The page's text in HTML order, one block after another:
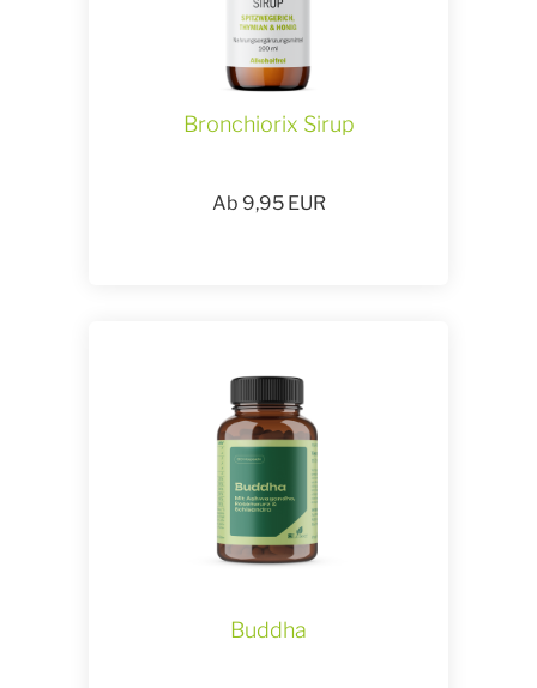
Bronchiorix Sirup
Ab 9,95 EUR
Buddha